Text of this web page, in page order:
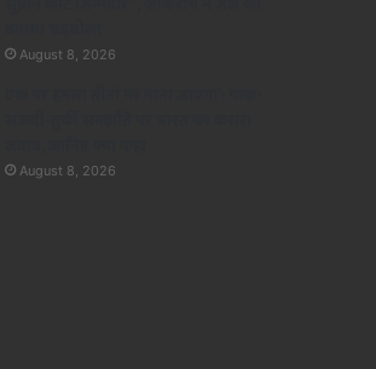
August 8, 2026
August 8, 2026